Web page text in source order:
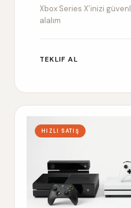
Xbox Series X’inizi
alalım
TEKLIF AL
HIZLI SATIŞ